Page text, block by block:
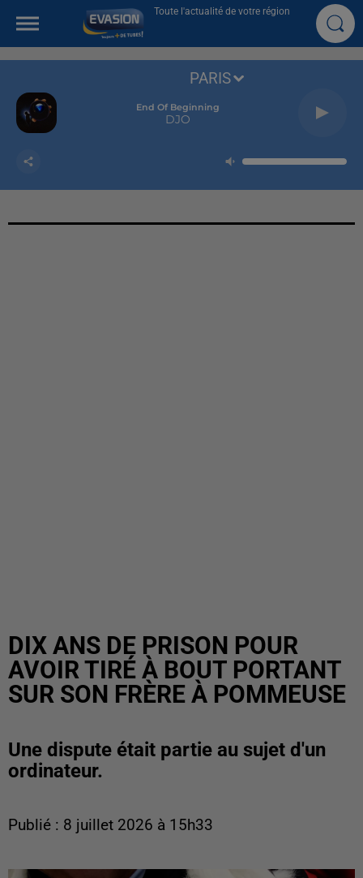
Toute l'actualité de votre région
End Of Beginning
DJO
PARIS
DIX ANS DE PRISON POUR
AVOIR TIRÉ À BOUT PORTANT
SUR SON FRÈRE À POMMEUSE
Une dispute était partie au sujet d'un
ordinateur.
Publié : 8 juillet 2026 à 15h33